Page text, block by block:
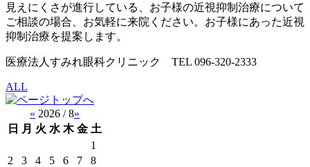
見えにくさが進行している、お子様の近視抑制治療について
ご相談の場合、お気軽に来院ください。お子様にあった近視
抑制治療を提案します。
医療法人すみれ眼科クリニック TEL 096-320-2333
ALL
« 2026 / 8»
日
月 火 水 木 金 土
1
2
3 4 5 6 7
8